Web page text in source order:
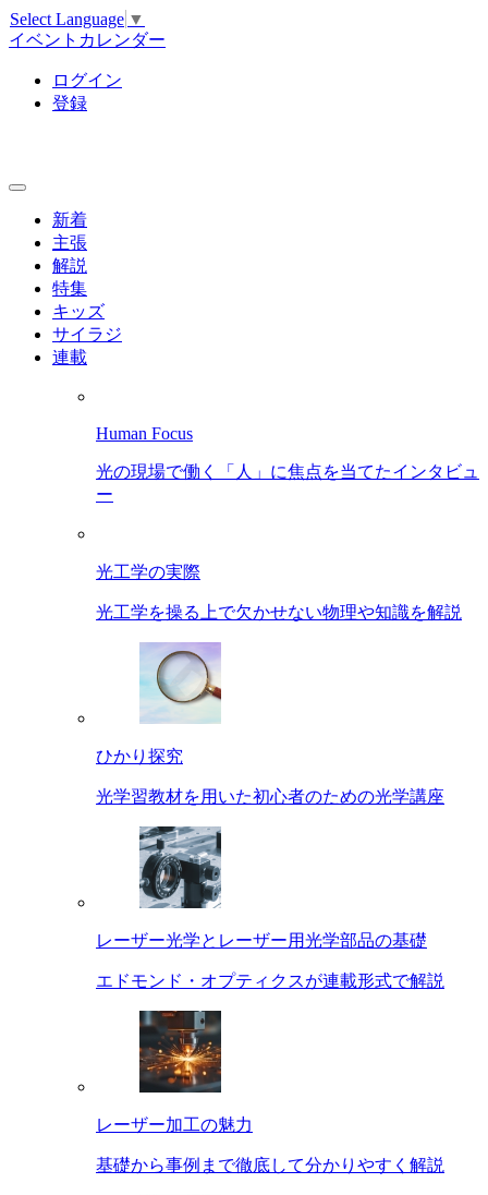
Select Language ▼
イベントカレンダー
ログイン
登録
新着
主張
解説
特集
キッズ
サイラジ
連載
Human Focus
光の現場で働く「人」に焦点を当てたインタビュ
ー
光工学の実際
光工学を操る上で欠かせない物理や知識を解説
ひかり探究
光学習教材を用いた初心者のための光学講座
レーザー光学とレーザー用光学部品の基礎
エドモンド・オプティクスが連載形式で解説
レーザー加工の魅力
基礎から事例まで徹底して分かりやすく解説